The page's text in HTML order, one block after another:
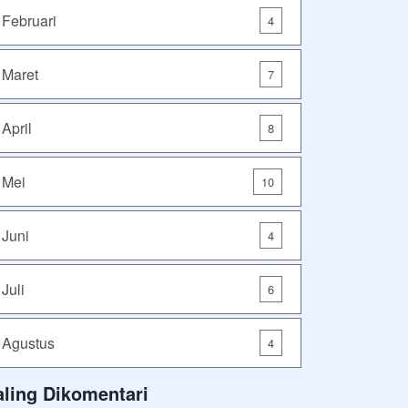
Februari 4
Maret 7
April 8
Mei 10
Juni 4
Juli 6
Agustus 4
Dikomentari